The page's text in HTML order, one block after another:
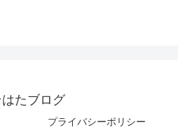
たブログ
プライバシーポリシー